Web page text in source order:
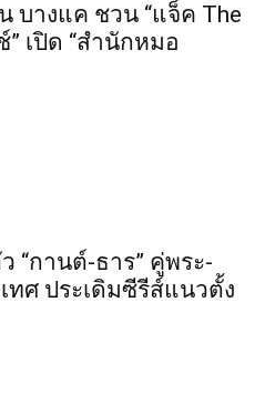
บางแค ชวน “แจ็ค The
เปิด “สำนักหมอ
“กานต์-ธาร” คู่พระ-
ทศ ประเดิมซีรีส์แนวตั้ง